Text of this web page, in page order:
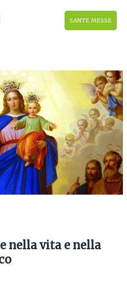
SANTE MESSE
nella vita e nella